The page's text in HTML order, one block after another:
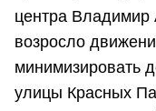
центра Владимир
возросло
минимизировать
улицы Красных